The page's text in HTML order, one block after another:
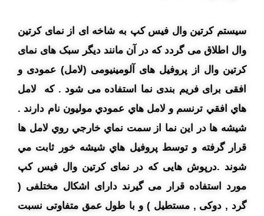
سیستم کرتین وال فیس کپ به شاخه ای از نمای کرتین
وال اطلاق می گردد که در آن مانند دیگر سبک های نمای
کرتین وال از پروفیل های آلومینیومی (لامل) عمودی و
افقی برای فریم بندی نما استفاده می شود . که لامل
هاي افقي ترنسم و لامل هاي عمودي موليون نام دارند .
شيشه ها در اين نما از سمت نماي خارجي روي لامل ها
قرار گرفته و توسط پروفيل هاي شيشه خور ثابت مي
شوند .درپوش هایی که در نمای کرتین وال فیس کپ
مورد استفاده قرار می گیرند دارای اشکال مختلفی (
گرد , دوکی , مستطیل ) و با طول عمق متفاوتی نسبت